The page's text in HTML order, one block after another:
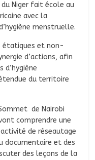
du Niger fait école au
avec la
menstruelle.
étatiques et non-
d’actions, afin
d’hygiène
du territoire
de Nairobi
comprendre une
de réseautage
documentaire et des
des leçons de la